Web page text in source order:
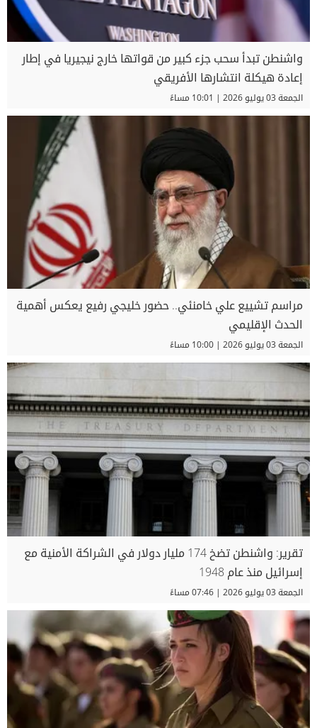
واشنطن تبدأ سحب جزء كبير من قواتها خارج نيجيريا في إطار
إعادة هيكلة انتشارها الأفريقي
الجمعة 03 يوليو 2026 | 10:01 مساءً
مراسم تشييع علي خامنئي.. حضور خليجي رفيع يعكس أهمية
الحدث الإقليمي
الجمعة 03 يوليو 2026 | 10:00 مساءً
تقرير: واشنطن تضخ 174 مليار دولار في الشراكة الأمنية مع
إسرائيل منذ عام 1948
الجمعة 03 يوليو 2026 | 07:46 مساءً